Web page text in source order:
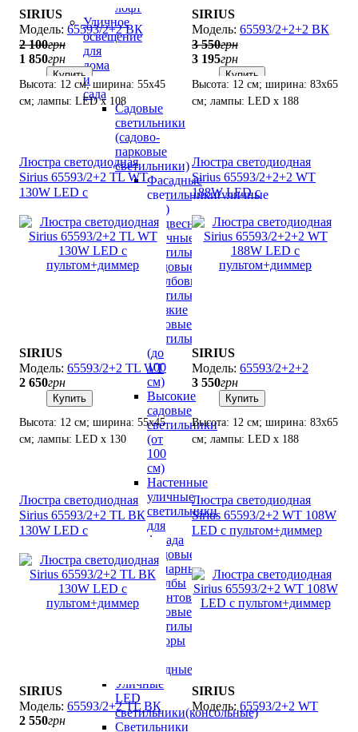
лофт
Уличное
освещение
для
дома
и
сада
Садовые
светильники
(садово-
парковые
светильники)
Фасадные
светильники(уличные
бра)
Подвесные
уличные
светильники
Садовые
столбовые
светильники
Низкие
садовые
светильники
(до
100
см)
Высокие
садовые
светильники
(от
100
см)
Настенные
уличные
светильники
для
фасада
Садовые
фонарные
столбы
Грунтовые
садовые
светильники
Прожекторы
светодиодные
Уличные
LED
светильники(консольные)
Светильники
SIRIUS
65593/2+2 ВК
2 100грн
1 850грн
Купить
Высота: 12 см; ширина: 55х45
см; лампы: LED х 108
SIRIUS
65593/2+2+2 ВК
3 550грн
3 195грн
Купить
Высота: 12 см; ширина: 83х65
см; лампы: LED х 188
Люстра светодиодная
Sirius 65593/2+2 TL WT
130W LED с
SIRIUS
65593/2+2 TL WT
2 650грн
Купить
Высота: 12 см; ширина: 55х45
см; лампы: LED х 130
Люстра светодиодная
Sirius 65593/2+2+2 WT
188W LED с
SIRIUS
65593/2+2+2
3 550грн
Купить
Высота: 12 см; ширина: 83х65
см; лампы: LED х 188
Люстра светодиодная
Sirius 65593/2+2 TL ВК
130W LED с
SIRIUS
65593/2+2 TL ВК
2 550грн
Люстра светодиодная
Sirius 65593/2+2 WT 108W
LED с пультом+диммер
SIRIUS
65593/2+2 WT